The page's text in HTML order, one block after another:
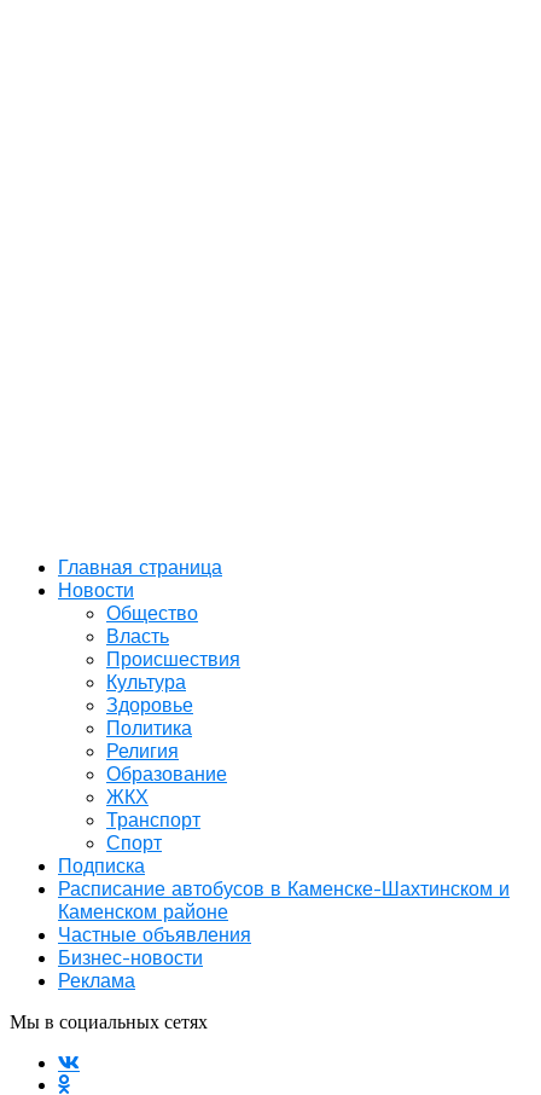
Главная страница
Новости
Общество
Власть
Происшествия
Культура
Здоровье
Политика
Религия
Образование
ЖКХ
Транспорт
Спорт
Подписка
Расписание автобусов в Каменске-Шахтинском и
Каменском районе
Частные объявления
Бизнес-новости
Реклама
Мы в социальных сетях